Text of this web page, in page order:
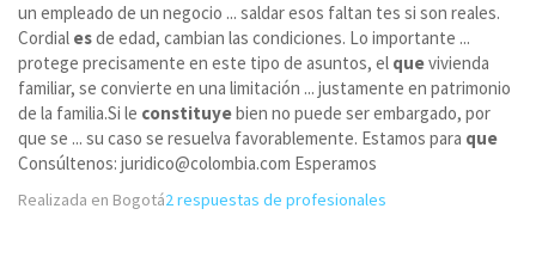
un empleado de un negocio ... saldar esos faltan tes si son reales.
Cordial esde edad, cambian las condiciones. Lo importante ...
protege precisamente en este tipo de asuntos, el quevivienda
familiar, se convierte en una limitación ... justamente en patrimonio
de la familia.Si le constituyebien no puede ser embargado, por
que se ... su caso se resuelva favorablemente. Estamos para que
Consúltenos: juridico@colombia.com Esperamos
Realizada en Bogotá2 respuestas de profesionales